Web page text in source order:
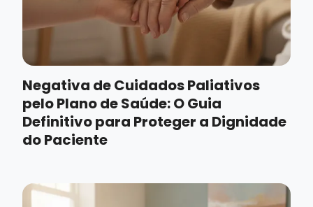
Negativa de Cuidados Paliativos
pelo Plano de Saúde: O Guia
Definitivo para Proteger a Dignidade
do Paciente